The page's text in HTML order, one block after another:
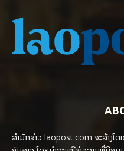
ສຳນັກຂ່າວ laopost.com ຈະສ້າງໂຕ